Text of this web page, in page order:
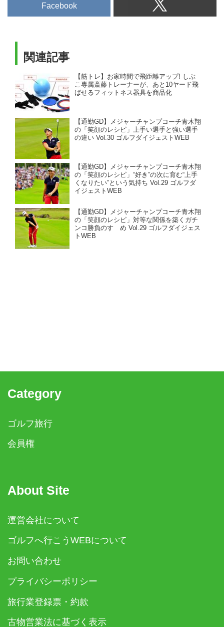
Facebook
関連記事
【筋トレ】お家時間で飛距離アップ! しぶ
こ専属斎藤トレーナーが、あと10ヤード飛
ばせるフィットネス器具を商品化
【通勤GD】メジャーチャンプコーチ青木翔
の「笑顔のレシピ」上手い選手と強い選手
の違い Vol.30 ゴルフダイジェストWEB
【通勤GD】メジャーチャンプコーチ青木翔
の「笑顔のレシピ」“好き”の次に育む“上手
くなりたい”という気持ち Vol.29 ゴルフダ
イジェストWEB
【通勤GD】メジャーチャンプコーチ青木翔
の「笑顔のレシピ」対等な関係を築くガチ
ンコ勝負のすゝめ Vol.29 ゴルフダイジェス
トWEB
Category
ゴルフ旅行
会員権
About Site
運営会社について
ゴルフへ行こうWEBについて
お問い合わせ
プライバシーポリシー
旅行業登録票・約款
古物営業法に基づく表示